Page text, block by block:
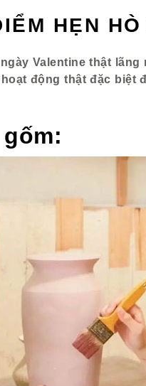
HẸN HÒ
Valentine thật
động thật đặc biệt